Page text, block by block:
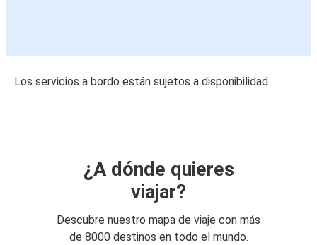
Los servicios a bordo están sujetos a disponibilidad
¿A dónde quieres
viajar?
Descubre nuestro mapa de viaje con más
de 8000 destinos en todo el mundo.